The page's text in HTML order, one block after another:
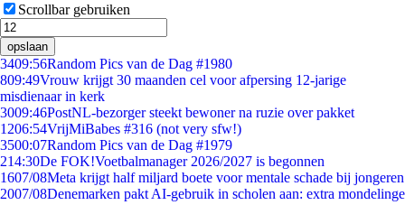
Scrollbar gebruiken
opslaan
3409:56Random Pics van de Dag #1980
809:49Vrouw krijgt 30 maanden cel voor afpersing 12-jarige
misdienaar in kerk
3009:46PostNL-bezorger steekt bewoner na ruzie over pakket
1206:54VrijMiBabes #316 (not very sfw!)
3500:07Random Pics van de Dag #1979
214:30De FOK!Voetbalmanager 2026/2027 is begonnen
1607/08Meta krijgt half miljard boete voor mentale schade bij jongeren
2007/08Denemarken pakt AI-gebruik in scholen aan: extra mondelinge